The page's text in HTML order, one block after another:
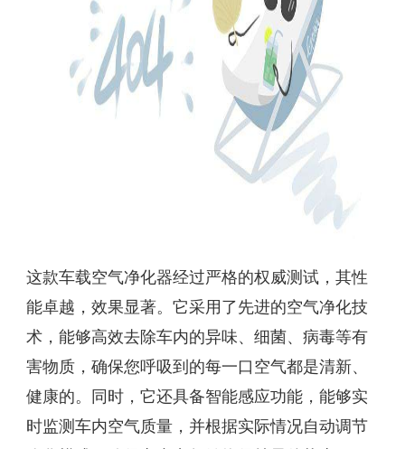
这款车载空气净化器经过严格的权威测试，其性
能卓越，效果显著。它采用了先进的空气净化技
术，能够高效去除车内的异味、细菌、病毒等有
害物质，确保您呼吸到的每一口空气都是清新、
健康的。同时，它还具备智能感应功能，能够实
时监测车内空气质量，并根据实际情况自动调节